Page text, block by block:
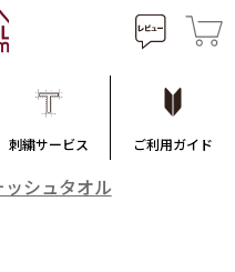
刺繍サービス ご利用ガイド
ッシュタオル